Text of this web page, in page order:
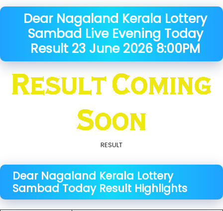
Dear Nagaland Kerala Lottery
Sambad Live Evening Today
Result 23 June2026 8:00PM
RESULT
Dear Nagaland Kerala Lottery
Sambad Today Result Highlights